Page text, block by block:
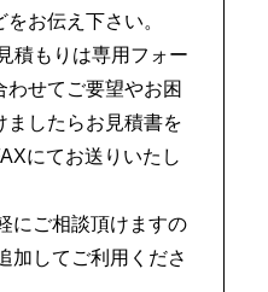
お伝え下さい。
積もりは専用フォー
せてご要望やお困
ましたらお見積書を
にてお送りいたし
にご相談頂けますの
加してご利用くださ